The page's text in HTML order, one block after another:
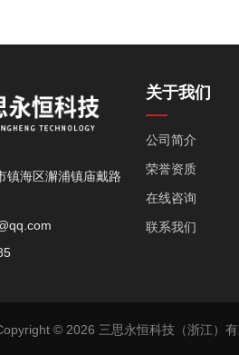
镇海区澥浦镇庙戴路
关于我们
公司简介
荣誉资质
在线咨询
联系我们
© 2026 三思永恒科技（浙江）